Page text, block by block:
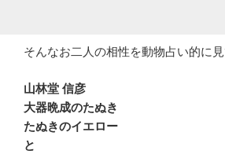
そんなお二人の相性を動物占い的に
山林堂 信彦
大器晩成のたぬき
たぬきのイエロー
と